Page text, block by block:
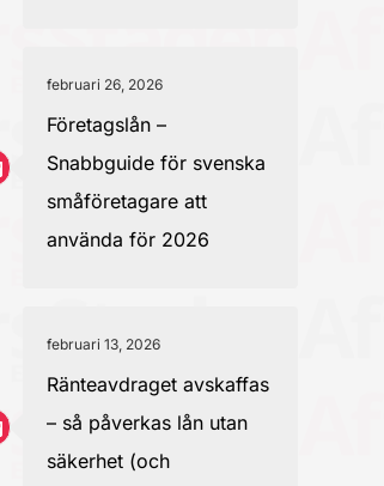
februari 26, 2026
Företagslån –
Snabbguide för svenska
småföretagare att
använda för 2026
februari 13, 2026
Ränteavdraget avskaffas
– så påverkas lån utan
säkerhet (och